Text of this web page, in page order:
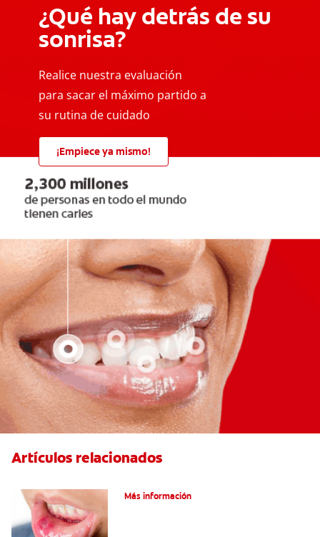
¿Qué hay detrás de su
sonrisa?
Realice nuestra evaluación
para sacar el máximo partido a
su rutina de cuidado
¡Empiece ya mismo!
Artículos relacionados
Más información